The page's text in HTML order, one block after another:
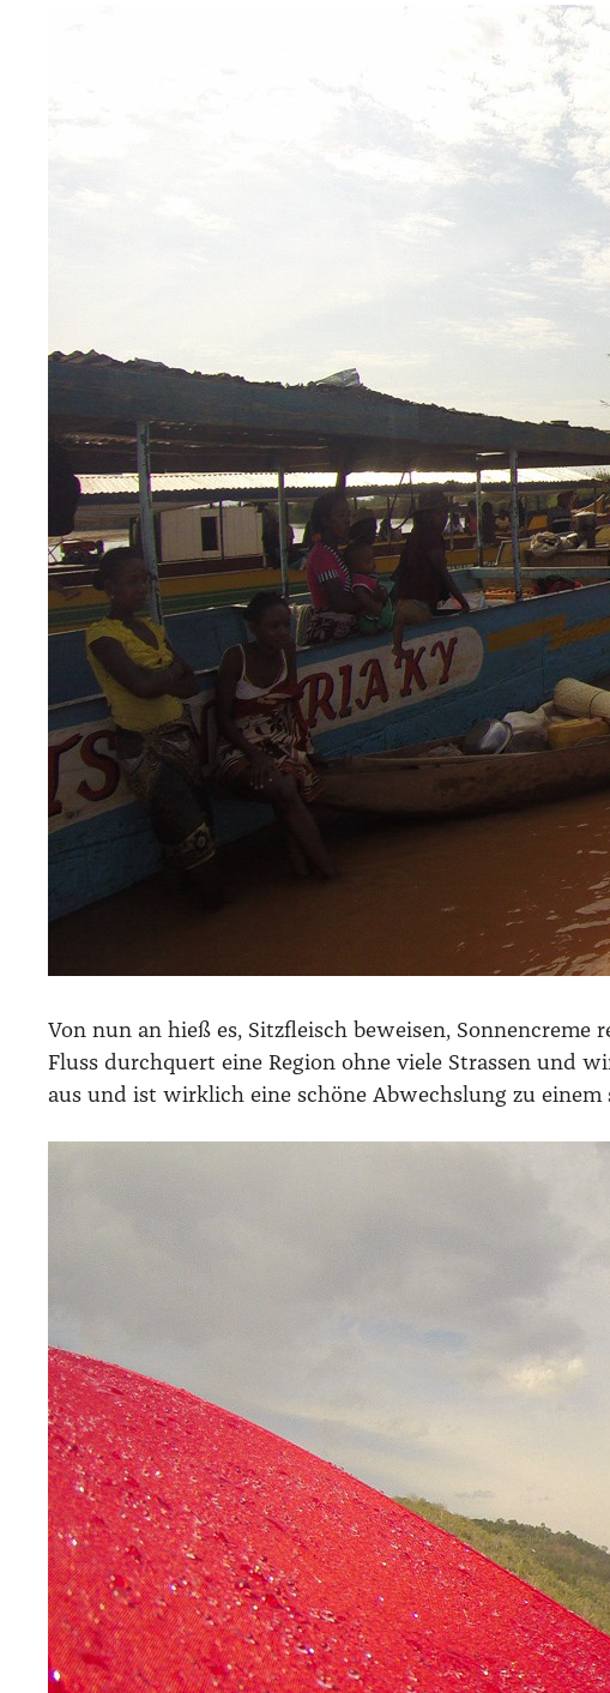
Von nun an hieß es, Sitz­fleisch bewei­sen,
Fluss durch­quert eine Regi­on ohne vie­le Stras­sen und
aus und ist wirk­lich eine schö­ne Abwechs­lung zu einem